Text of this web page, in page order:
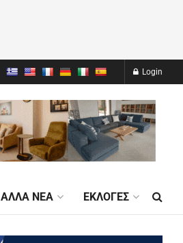
Login
ΆΛΛΑ ΝΈΑ ΕΚΛΟΓΈΣ